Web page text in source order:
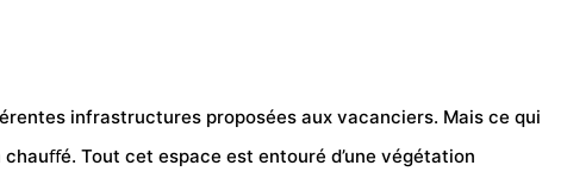
infrastructures proposées aux vacanciers. Mais ce qui
Tout cet espace est entouré d’une végétation